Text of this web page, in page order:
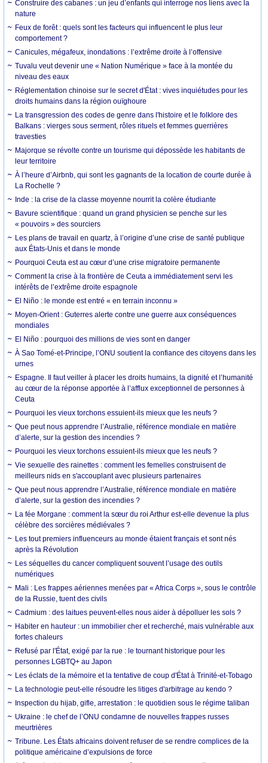
Construire des cabanes : un jeu d’enfants qui interroge nos liens avec la
nature
Feux de forêt : quels sont les facteurs qui influencent le plus leur
comportement ?
Canicules, mégafeux, inondations : l’extrême droite à l’offensive
Tuvalu veut devenir une « Nation Numérique » face à la montée du
niveau des eaux
Réglementation chinoise sur le secret d'État : vives inquiétudes pour les
droits humains dans la région ouïghoure
La transgression des codes de genre dans l'histoire et le folklore des
Balkans : vierges sous serment, rôles rituels et femmes guerrières
travesties
Majorque se révolte contre un tourisme qui dépossède les habitants de
leur territoire
À l’heure d’Airbnb, qui sont les gagnants de la location de courte durée à
La Rochelle ?
Inde : la crise de la classe moyenne nourrit la colère étudiante
Bavure scientifique : quand un grand physicien se penche sur les
« pouvoirs » des sourciers
Les plans de travail en quartz, à l’origine d’une crise de santé publique
aux États-Unis et dans le monde
Pourquoi Ceuta est au cœur d’une crise migratoire permanente
Comment la crise à la frontière de Ceuta a immédiatement servi les
intérêts de l’extrême droite espagnole
El Niño : le monde est entré « en terrain inconnu »
Moyen-Orient : Guterres alerte contre une guerre aux conséquences
mondiales
El Niño : pourquoi des millions de vies sont en danger
À Sao Tomé-et-Principe, l’ONU soutient la confiance des citoyens dans les
urnes
Espagne. Il faut veiller à placer les droits humains, la dignité et l’humanité
au cœur de la réponse apportée à l’afflux exceptionnel de personnes à
Ceuta
Pourquoi les vieux torchons essuient-ils mieux que les neufs ?
Que peut nous apprendre l’Australie, référence mondiale en matière
d’alerte, sur la gestion des incendies ?
Pourquoi les vieux torchons essuient-ils mieux que les neufs ?
Vie sexuelle des rainettes : comment les femelles construisent de
meilleurs nids en s'accouplant avec plusieurs partenaires
Que peut nous apprendre l’Australie, référence mondiale en matière
d’alerte, sur la gestion des incendies ?
La fée Morgane : comment la sœur du roi Arthur est-elle devenue la plus
célèbre des sorcières médiévales ?
Les tout premiers influenceurs au monde étaient français et sont nés
après la Révolution
Les séquelles du cancer compliquent souvent l’usage des outils
numériques
Mali : Les frappes aériennes menées par « Africa Corps », sous le contrôle
de la Russie, tuent des civils
Cadmium : des laitues peuvent-elles nous aider à dépolluer les sols ?
Habiter en hauteur : un immobilier cher et recherché, mais vulnérable aux
fortes chaleurs
Refusé par l'État, exigé par la rue : le tournant historique pour les
personnes LGBTQ+ au Japon
Les éclats de la mémoire et la tentative de coup d'État à Trinité-et-Tobago
La technologie peut-elle résoudre les litiges d'arbitrage au kendo ?
Inspection du hijab, gifle, arrestation : le quotidien sous le régime taliban
Ukraine : le chef de l’ONU condamne de nouvelles frappes russes
meurtrières
Tribune. Les États africains doivent refuser de se rendre complices de la
politique américaine d’expulsions de force